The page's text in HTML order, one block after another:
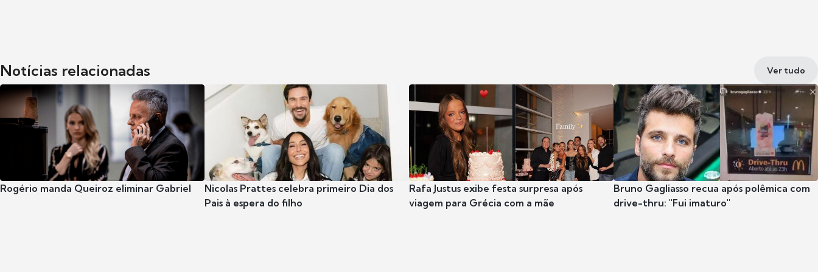
Notícias relacionadas Ver tudo
Rogério manda Queiroz eliminar Gabriel
Nicolas Prattes celebra primeiro Dia dos
Pais à espera do filho
Rafa Justus exibe festa surpresa após
viagem para Grécia com a mãe
Bruno Gagliasso recua após polêmica com
drive-thru: "Fui imaturo"